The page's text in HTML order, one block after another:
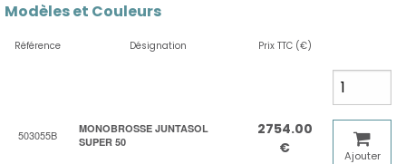
Modèles et Couleurs
Référence Désignation Prix TTC (€)
503055B
MONOBROSSE JUNTASOL
SUPER 50
2754.00
€
Ajouter